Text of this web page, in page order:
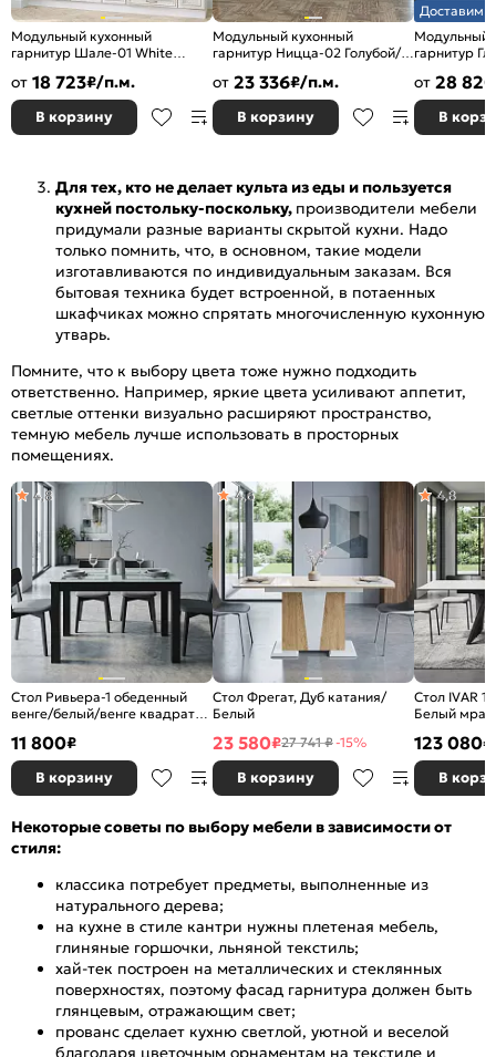
Модульный кухонный
гарнитур Шале-01 White
2140x2200x600
от 18 723₽/п.м.
В корзину
Модульный кухонный
гарнитур Ницца-02 Голубой/
от 23 336₽/п.м.
В корзину
Доставим
Модульный
гарнитур
от 28 820
В
Для тех, кто не делает культа из еды и пользуется
кухней постольку-поскольку, производители мебели
придумали разные варианты скрытой кухни. Надо
только помнить, что, в основном, такие модели
изготавливаются по индивидуальным заказам. Вся
бытовая техника будет встроенной, в потаенных
шкафчиках можно спрятать многочисленную кухонную
утварь.
Помните, что к выбору цвета тоже нужно подходить
ответственно. Например, яркие цвета усиливают аппетит,
светлые оттенки визуально расширяют пространство,
темную мебель лучше использовать в просторных
помещениях.
Стол Ривьера-1 обеденный
венге/белый/венге квадраты
4,8
11 800₽
В корзину
Стол Фрегат, Дуб катания/
Белый
4,6
23 580₽27 741 ₽-15%
В корзину
Стол IVAR
Белый
4,8
123 080₽
В
Некоторые советы по выбору мебели в зависимости от
стиля:
классика потребует предметы, выполненные из
натурального дерева;
на кухне в стиле кантри нужны плетеная мебель,
глиняные горшочки, льняной текстиль;
хай-тек построен на металлических и стеклянных
поверхностях, поэтому фасад гарнитура должен быть
глянцевым, отражающим свет;
прованс сделает кухню светлой, уютной и веселой
благодаря цветочным орнаментам на текстиле и